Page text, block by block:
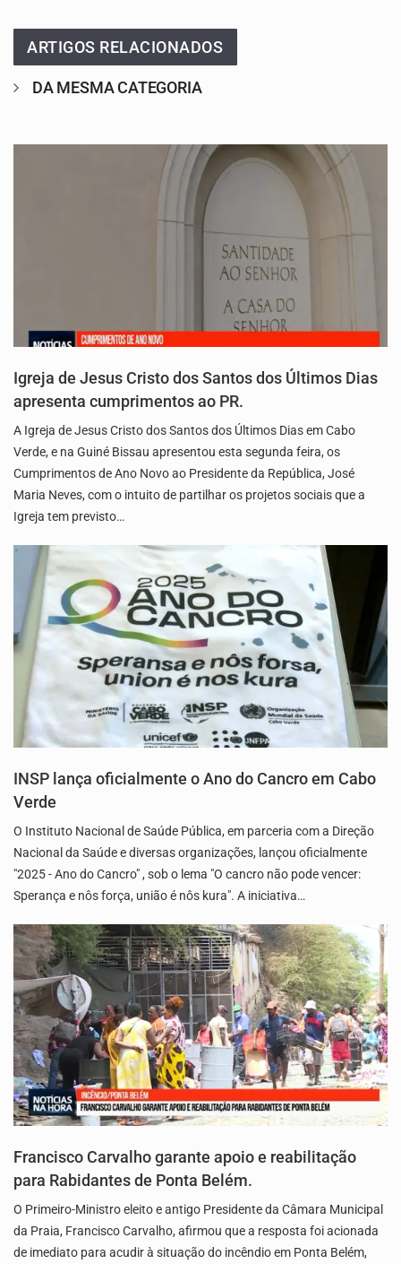
ARTIGOS RELACIONADOS
DA MESMA CATEGORIA
Igreja de Jesus Cristo dos Santos dos Últimos Dias
apresenta cumprimentos ao PR.
A Igreja de Jesus Cristo dos Santos dos Últimos Dias em Cabo
Verde, e na Guiné Bissau apresentou esta segunda feira, os
Cumprimentos de Ano Novo ao Presidente da República, José
Maria Neves, com o intuito de partilhar os projetos sociais que a
Igreja tem previsto…
INSP lança oficialmente o Ano do Cancro em Cabo
Verde
O Instituto Nacional de Saúde Pública, em parceria com a Direção
Nacional da Saúde e diversas organizações, lançou oficialmente
"2025 - Ano do Cancro" , sob o lema "O cancro não pode vencer:
Sperança e nôs força, união é nôs kura". A iniciativa…
Francisco Carvalho garante apoio e reabilitação
para Rabidantes de Ponta Belém.
O Primeiro-Ministro eleito e antigo Presidente da Câmara Municipal
da Praia, Francisco Carvalho, afirmou que a resposta foi acionada
de imediato para acudir à situação do incêndio em Ponta Belém,